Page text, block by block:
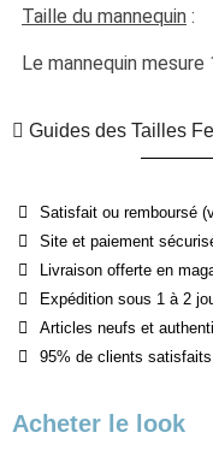
Taille du mannequin :
Le mannequin
Guides des Tailles
Satisfait ou remboursé
Site et paiement
Livraison offerte en
Expédition sous 1 à 2
Articles neufs et
95% de clients
Acheter le look